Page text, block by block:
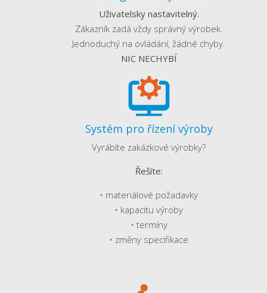
Uživatelsky nastavitelný.
Zákazník zadá vždy správný výrobek.
Jednoduchý na ovládání, žádné chyby.
NIC NECHYBÍ
Systém pro řízení výroby
Vyrábíte zakázkové výrobky?
Řešíte:
• materiálové požadavky
• kapacitu výroby
• termíny
• změny specifikace